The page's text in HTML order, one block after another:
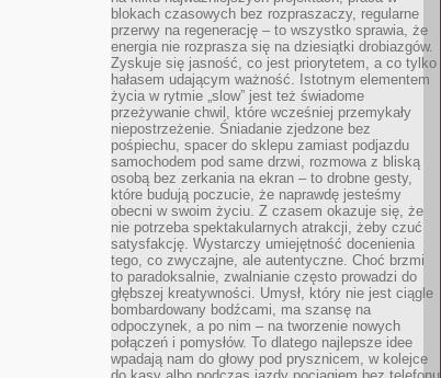
blokach czasowych bez rozpraszaczy, regularne
przerwy na regenerację – to wszystko sprawia, że
energia nie rozprasza się na dziesiątki drobiazgów.
Zyskuje się jasność, co jest priorytetem, a co tylko
hałasem udającym ważność. Istotnym elementem
życia w rytmie „slow” jest też świadome
przeżywanie chwil, które wcześniej przemykały
niepostrzeżenie. Śniadanie zjedzone bez
pośpiechu, spacer do sklepu zamiast podjazdu
samochodem pod same drzwi, rozmowa z bliską
osobą bez zerkania na ekran – to drobne gesty,
które budują poczucie, że naprawdę jesteśmy
obecni w swoim życiu. Z czasem okazuje się, że
nie potrzeba spektakularnych atrakcji, żeby czuć
satysfakcję. Wystarczy umiejętność docenienia
tego, co zwyczajne, ale autentyczne. Choć brzmi
to paradoksalnie, zwalnianie często prowadzi do
głębszej kreatywności. Umysł, który nie jest ciągle
bombardowany bodźcami, ma szansę na
odpoczynek, a po nim – na tworzenie nowych
połączeń i pomysłów. To dlatego najlepsze idee
wpadają nam do głowy pod prysznicem, w kolejce